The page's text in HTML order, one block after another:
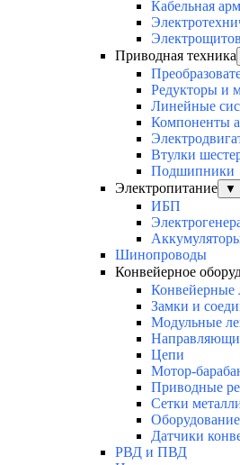
Кабельная
Приводная техника
Редукторы и
Линейные
Компоненты
Втулки
Подшипники
Электропитание
▼
ИБП
Шинопроводы
Конвейерное
Конвейерные
Замки и
Модульные
Цепи
Мотор-
Приводные
Сетки
Датчики
РВД и ПВД